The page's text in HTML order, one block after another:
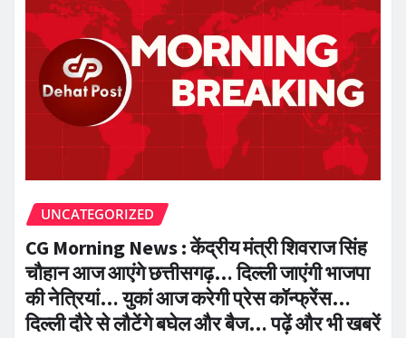
UNCATEGORIZED
CG Morning News : केंद्रीय मंत्री शिवराज सिंह
चौहान आज आएंगे छत्तीसगढ़… दिल्ली जाएंगी भाजपा
की नेत्रियां… युकां आज करेगी प्रेस कॉन्फ्रेंस…
दिल्ली दौरे से लौटेंगे बघेल और बैज… पढ़ें और भी खबरें